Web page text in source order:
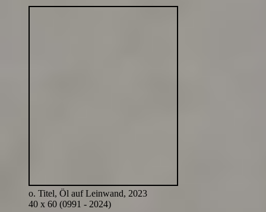
o. Titel, Öl auf Leinwand, 2023
40 x 60 (0991 - 2024)